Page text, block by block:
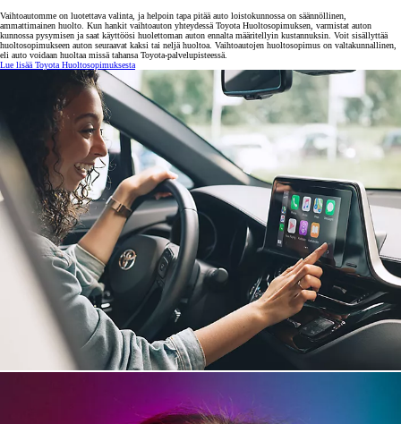
Vaihtoautomme on luotettava valinta, ja helpoin tapa pitää auto loistokunnossa on säännöllinen,
ammattimainen huolto. Kun hankit vaihtoauton yhteydessä Toyota Huoltosopimuksen, varmistat auton
kunnossa pysymisen ja saat käyttöösi huolettoman auton ennalta määritellyin kustannuksin. Voit sisällyttää
huoltosopimukseen auton seuraavat kaksi tai neljä huoltoa. Vaihtoautojen huoltosopimus on valtakunnallinen,
eli auto voidaan huoltaa missä tahansa Toyota-palvelupisteessä.
Lue lisää Toyota Huoltosopimuksesta